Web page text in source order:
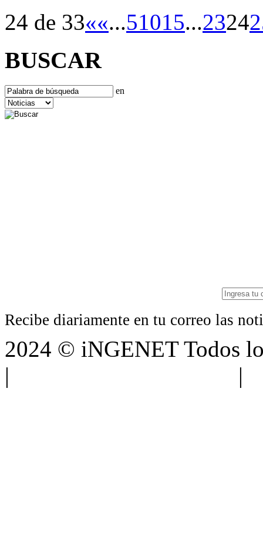
24 de 33««...51015...2324
BUSCAR
en
Recibe diariamente en tu correo las
2024 © iNGENET Todos
|
|